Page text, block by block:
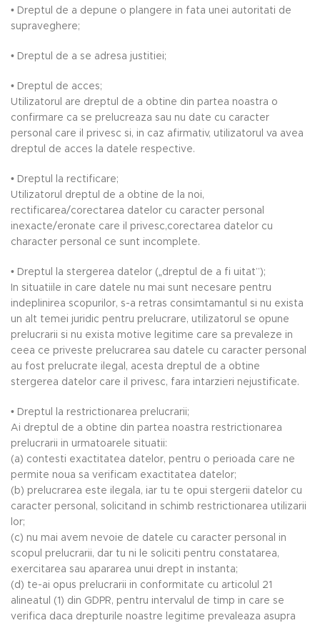
• Dreptul de a depune o plangere in fata unei autoritati de
supraveghere;
• Dreptul de a se adresa justitiei;
• Dreptul de acces;
Utilizatorul are dreptul de a obtine din partea noastra o
confirmare ca se prelucreaza sau nu date cu caracter
personal care il privesc si, in caz afirmativ, utilizatorul va avea
dreptul de acces la datele respective.
• Dreptul la rectificare;
Utilizatorul dreptul de a obtine de la noi,
rectificarea/corectarea datelor cu caracter personal
inexacte/eronate care il privesc,corectarea datelor cu
character personal ce sunt incomplete.
• Dreptul la stergerea datelor („dreptul de a fi uitat”);
In situatiile in care datele nu mai sunt necesare pentru
indeplinirea scopurilor, s-a retras consimtamantul si nu exista
un alt temei juridic pentru prelucrare, utilizatorul se opune
prelucrarii si nu exista motive legitime care sa prevaleze in
ceea ce priveste prelucrarea sau datele cu caracter personal
au fost prelucrate ilegal, acesta dreptul de a obtine
stergerea datelor care il privesc, fara intarzieri nejustificate.
• Dreptul la restrictionarea prelucrarii;
Ai dreptul de a obtine din partea noastra restrictionarea
prelucrarii in urmatoarele situatii:
(a) contesti exactitatea datelor, pentru o perioada care ne
permite noua sa verificam exactitatea datelor;
(b) prelucrarea este ilegala, iar tu te opui stergerii datelor cu
caracter personal, solicitand in schimb restrictionarea utilizarii
lor;
(c) nu mai avem nevoie de datele cu caracter personal in
scopul prelucrarii, dar tu ni le soliciti pentru constatarea,
exercitarea sau apararea unui drept in instanta;
(d) te-ai opus prelucrarii in conformitate cu articolul 21
alineatul (1) din GDPR, pentru intervalul de timp in care se
verifica daca drepturile noastre legitime prevaleaza asupra